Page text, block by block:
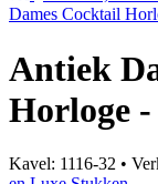
Dames Cocktail
Antiek
Horloge
Kavel: 1116-32 •